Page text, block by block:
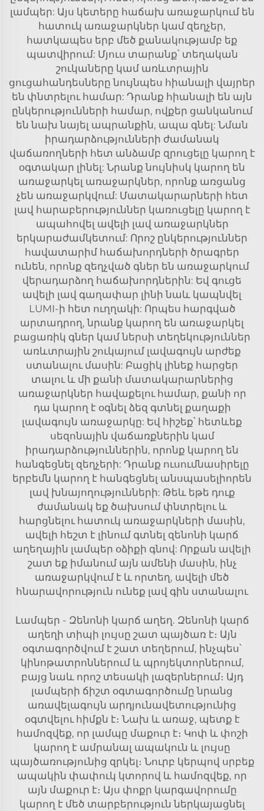
լամպեր: Այս կետերը հաճախ առաջարկում են
հատուկ առաջարկներ կամ զեղչեր,
հատկապես երբ մեծ քանակությամբ եք
պատվիրում: Մյուս տարանք՝ տեղական
շուկաները կամ առևտրային
ցուցահանդեսները նույնպես հիանալի վայրեր
են փնտրելու համար: Դրանք հիանալի են այն
ընկերությունների համար, ովքեր ցանկանում
են նախ նայել ապրանքին, ապա գնել: Նման
իրադարձությունների ժամանակ
վաճառողների հետ անձամբ զրուցելը կարող է
օգտակար լինել: Նրանք նույնիսկ կարող են
առաջարկել առաջարկներ, որոնք առցանց
չեն առաջարկվում: Մատակարարների հետ
լավ հարաբերություններ կառուցելը կարող է
ապահովել ավելի լավ առաջարկներ
երկարաժամկետում: Որոշ ընկերություններ
հավատարիմ հաճախորդների ծրագրեր
ունեն, որոնք զեղչված գներ են առաջարկում
վերադարձող հաճախորդներին: Եվ գուցե
ավելի լավ գաղափար լինի նաև կապնվել
LUMI-ի հետ ուղղակի: Որպես հարգված
արտադրող, նրանք կարող են առաջարկել
բացառիկ գներ կամ ներսի տեղեկություններ
առևտրային շուկայում լավագույն արժեք
ստանալու մասին: Բացիկ լինեք հարցեր
տալու և մի քանի մատակարարներից
առաջարկներ հավաքելու համար, քանի որ
դա կարող է օգնել ձեզ գտնել քաղաքի
լավագույն առաջարկը: Եվ հիշեք՝ հետևեք
սեզոնային վաճառքներին կամ
իրադարձություններին, որոնք կարող են
հանգեցնել զեղչերի: Դրանք ուսումնասիրելը
երբեմն կարող է հանգեցնել անսպասելիորեն
լավ խնայողությունների: Թեև եթե դուք
ժամանակ եք ծախսում փնտրելու և
հարցնելու հատուկ առաջարկների մասին,
ավելի հեշտ է լինում գտնել զենոնի կարճ
աղեղային լամպեր օձիքի գնով: Որքան ավելի
շատ եք իմանում այն ամենի մասին, ինչ
առաջարկվում է և որտեղ, ավելի մեծ
հնարավորություն ունեք լավ գին ստանալու
Լամպեր - Զենոնի կարճ աղեղ. Զենոնի կարճ
աղեղի տիպի լույսը շատ պայծառ է։ Այն
օգտագործվում է շատ տեղերում, ինչպես՝
կինոթատրոններում և պրոյեկտորներում,
բայց նաև որոշ տեսակի լազերներում։ Այդ
լամպերի ճիշտ օգտագործումը նրանց
առավելագույն արդյունավետությունից
օգտվելու հիմքն է։ Նախ և առաջ, պետք է
համոզվեք, որ լամպը մաքուր է։ Կոփ և փոշի
կարող է ամրանալ ապակուն և լույսը
պայծառությունից զրկել։ Նուրբ կերպով սրբեք
ապակին փափուկ կտորով և համոզվեք, որ
այն մաքուր է։ Այս փոքր կարգավորումը
կարող է մեծ տարբերություն ներկայացնել